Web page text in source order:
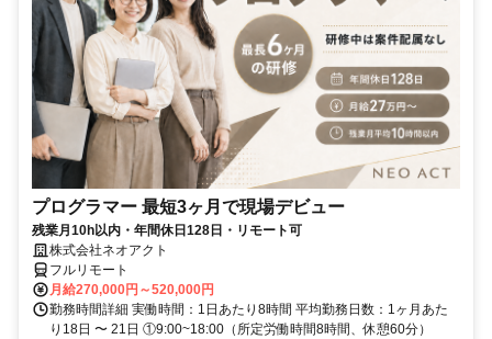
プログラマー 最短3ヶ月で現場デビュー
残業月10h以内・年間休日128日・リモート可
株式会社ネオアクト
フルリモート
月給270,000円～520,000円
勤務時間詳細 実働時間：1日あたり8時間 平均勤務日数：1ヶ月あた
り18日 〜 21日 ①9:00~18:00（所定労働時間8時間、休憩60分）